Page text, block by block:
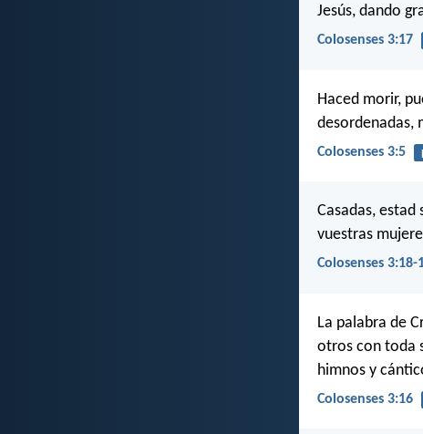
Jesús, dando
Colosenses 3:17
Haced morir,
desordenadas,
Colosenses 3:5
Casadas,
vuestras
Colosenses 3:18-
La palabra de
otros con toda
himnos y
Colosenses 3:16